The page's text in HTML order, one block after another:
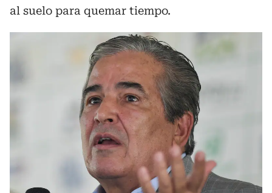
al suelo para quemar tiempo.